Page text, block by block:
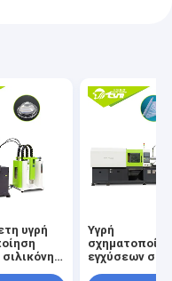
υγρή
Υγρή
εγχύσεων